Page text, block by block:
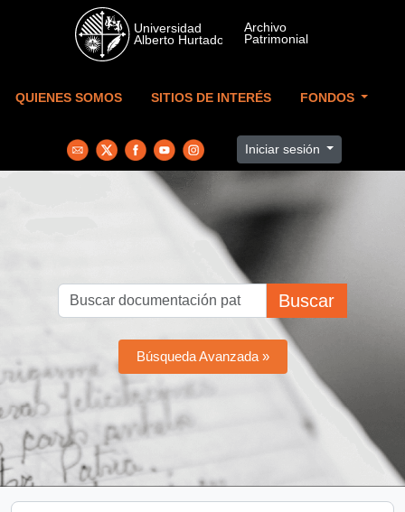
Skip to main content
QUIENES SOMOS SITIOS DE INTERÉS FONDOS
Iniciar sesión
Buscar
Búsqueda Avanzada »